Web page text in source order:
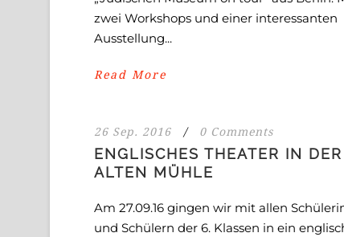
zwei Workshops und einer interessanten
Ausstellung...
Read More
26 Sep. 2016 / 0 Comments
ENGLISCHES THEATER IN DER
ALTEN MÜHLE
Am 27.09.16 gingen wir mit allen
und Schülern der 6. Klassen in ein